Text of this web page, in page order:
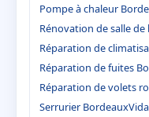
Pompe à chaleur
Rénovation de salle
Réparation de
Réparation de fuites
Réparation de volets
Serrurier Bordeaux